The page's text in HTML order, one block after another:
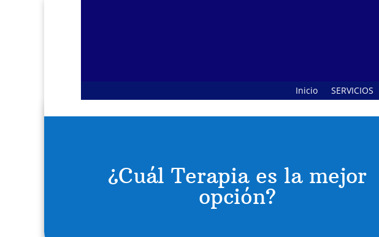
Inicio SERVICIOS
¿Cuál Terapia es la mejor
opción?